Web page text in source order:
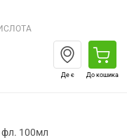
Де є До кошика
фл. 100мл